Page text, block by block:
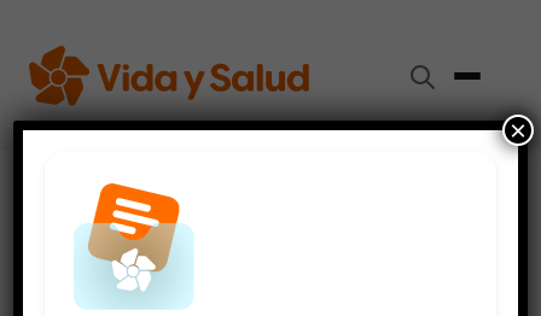
Respiración y Pulmones
La diabetes y la gripe (influenza): como evitar las
complicaciones
DIABETES RESPIRACIÓN Y PULMONES
×